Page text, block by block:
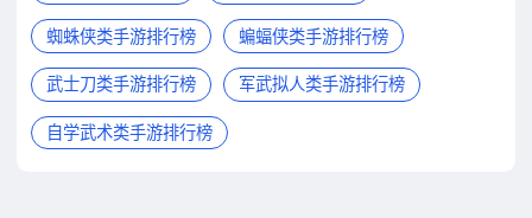
蜘蛛侠类手游排行榜 蝙蝠侠类手游排行榜
武士刀类手游排行榜 军武拟人类手游排行榜
自学武术类手游排行榜